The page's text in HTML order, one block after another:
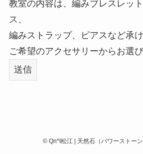
教室の内容は、編みブレスレッ
ス、
編みストラップ、ピアスなど承
ご希望のアクセサリーからお選び
© Qn*t松江 | 天然石（パワーストー